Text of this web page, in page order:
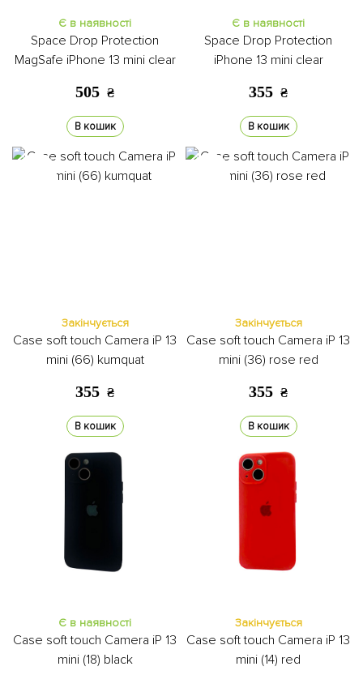
Є в наявності
Space Drop Protection
MagSafe iPhone 13 mini clear
505 ₴
В кошик
Є в наявності
Space Drop Protection
iPhone 13 mini clear
355 ₴
В кошик
Закінчується
Case soft touch Camera iP 13
mini (66) kumquat
355 ₴
В кошик
Закінчується
Case soft touch Camera iP 13
mini (36) rose red
355 ₴
В кошик
Є в наявності
Case soft touch Camera iP 13
mini (18) black
Закінчується
Case soft touch Camera iP 13
mini (14) red